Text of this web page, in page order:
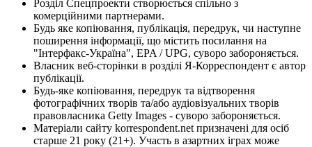
Розділ Спецпроекти створюється спільно з
комерційними партнерами.
Будь яке копіювання, публікація, передрук, чи наступне
поширення інформації, що містить посилання на
"Інтерфакс-Україна", EPA / UPG, суворо забороняється.
Власник веб-сторінки в розділі Я-Корреспондент є автор
публікації.
Будь-яке копіювання, передрук та відтворення
фотографічних творів та/або аудіовізуальних творів
правовласника Getty Images - суворо забороняється.
Матеріали сайту korrespondent.net призначені для осіб
старше 21 року (21+). Участь в азартних іграх може